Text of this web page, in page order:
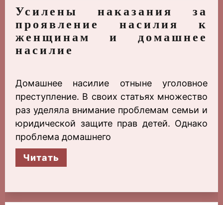
Усилены наказания за
проявление насилия к
женщинам и домашнее
насилие
Домашнее насилие отныне уголовное
преступление. В своих статьях множество
раз уделяла внимание проблемам семьи и
юридической защите прав детей. Однако
проблема домашнего
Читать